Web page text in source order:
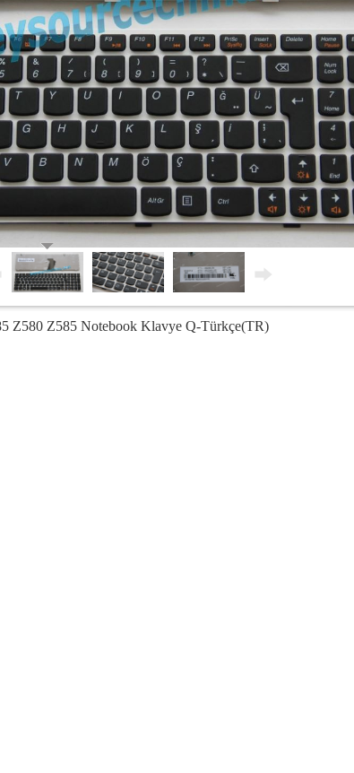
Z580 Z585 Notebook Klavye Q-Türkçe(TR)